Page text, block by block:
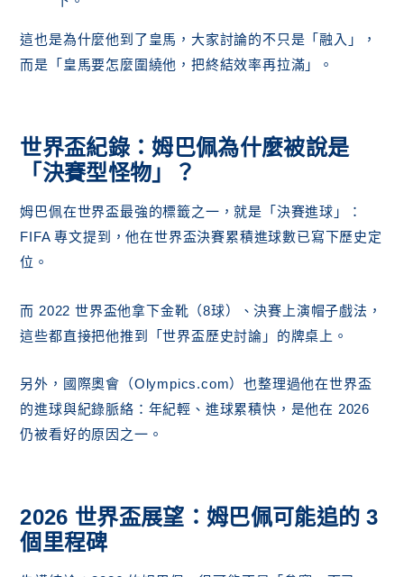
這也是為什麼他到了皇馬，大家討論的不只是「融入」，
而是「皇馬要怎麼圍繞他，把終結效率再拉滿」。
世界盃紀錄：姆巴佩為什麼被說是
「決賽型怪物」？
姆巴佩在世界盃最強的標籤之一，就是「決賽進球」：
FIFA 專文提到，他在世界盃決賽累積進球數已寫下歷史定
位。
而 2022 世界盃他拿下金靴（8球）、決賽上演帽子戲法，
這些都直接把他推到「世界盃歷史討論」的牌桌上。
另外，國際奧會（Olympics.com）也整理過他在世界盃
的進球與紀錄脈絡：年紀輕、進球累積快，是他在 2026
仍被看好的原因之一。
2026 世界盃展望：姆巴佩可能追的 3
個里程碑